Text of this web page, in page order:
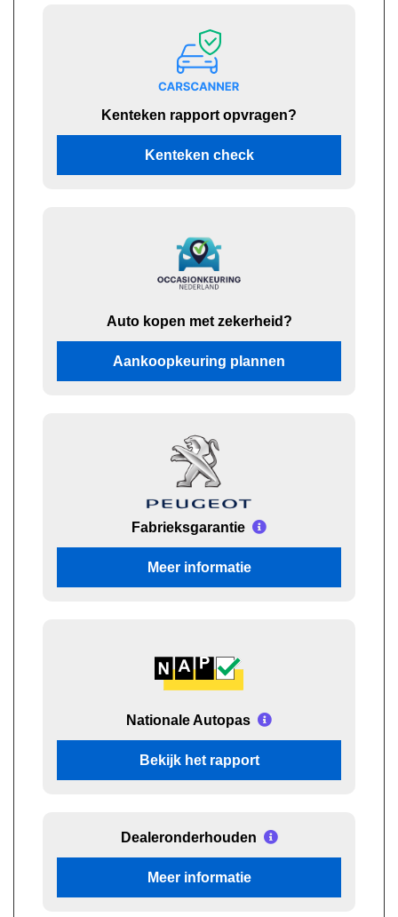
Kenteken rapport opvragen?
Kenteken check
Auto kopen met zekerheid?
Aankoopkeuring plannen
Fabrieksgarantie
Meer informatie
Nationale Autopas
Bekijk het rapport
Dealeronderhouden
Meer informatie